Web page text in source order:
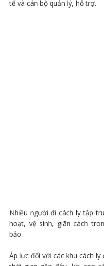
tế và cán bộ quản lý, hỗ trợ.
Nhiều người đi cách ly tập
hoạt, vệ sinh, giãn cách
bảo.
Áp lực đối với các khu cách